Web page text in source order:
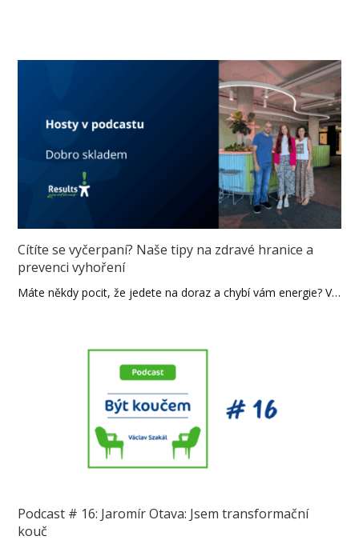
Cítíte se vyčerpaní? Naše tipy na zdravé hranice a
prevenci vyhoření
Máte někdy pocit, že jedete na doraz a chybí vám energie? V…
Podcast # 16: Jaromír Otava: Jsem transformační
kouč